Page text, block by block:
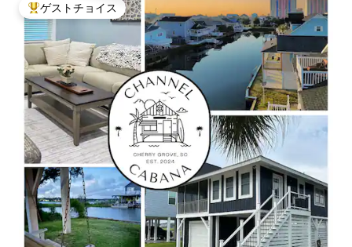
大好評のゲストチョイスです。
ゲストチョイス